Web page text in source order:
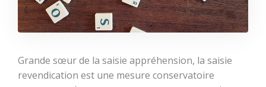
Grande sœur de la saisie appréhension, la saisie
revendication est une mesure conservatoire